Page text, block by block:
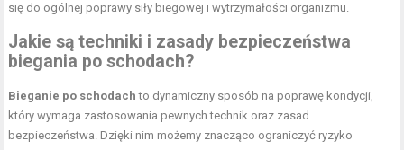
się do ogólnej poprawy siły biegowej i wytrzymałości organizmu.
Jakie są techniki i zasady bezpieczeństwa
biegania po schodach?
Bieganie po schodach to dynamiczny sposób na poprawę kondycji,
który wymaga zastosowania pewnych technik oraz zasad
bezpieczeństwa. Dzięki nim możemy znacząco ograniczyć ryzyko